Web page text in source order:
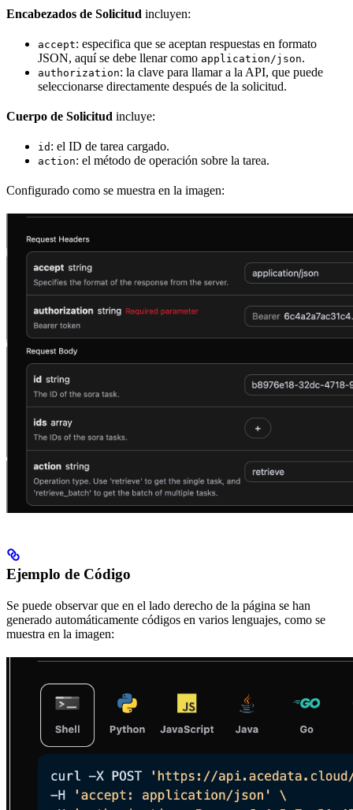
Encabezados de Solicitud incluyen:
accept: especifica que se aceptan respuestas en formato
JSON, aquí se debe llenar como application/json.
authorization: la clave para llamar a la API, que puede
seleccionarse directamente después de la solicitud.
Cuerpo de Solicitud incluye:
id : el ID de tarea cargado.
action: el método de operación sobre la tarea.
Configurado como se muestra en la imagen:
Ejemplo de Código
Se puede observar que en el lado derecho de la página se han
generado automáticamente códigos en varios lenguajes, como se
muestra en la imagen: